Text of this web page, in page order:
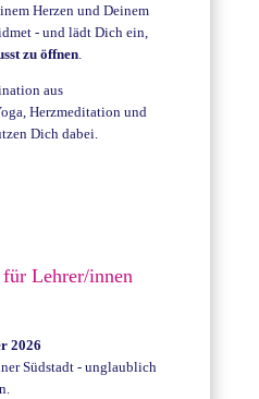
Herzen und Deinem
- und lädt Dich ein,
zu öffnen.
aus
Herzmeditation und
Dich dabei.
Lehrer/innen
2026
Südstadt - unglaublich